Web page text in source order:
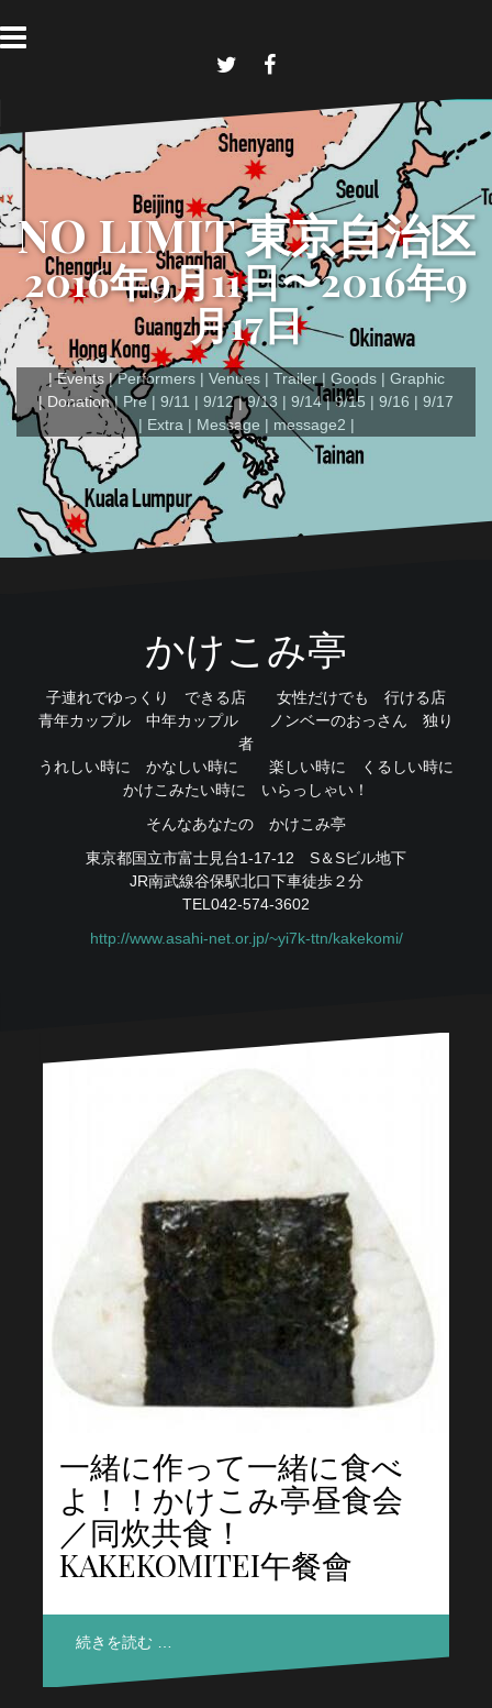
ン
ス
ッ
プ
i
t
t
e
c
b
k
NO LIMIT 東京自治区
2016年9月11日〜2016年9
月17日
Events Performers Venues Trailer Goods
Graphic
Donation
Pre 9/11 9/12 9/13 9/14 9/15 9/16
9/17
Extra
Message message2
かけこみ亭
子連れでゆっくり できる店 女性だけでも 行ける店
青年カップル 中年カップル ノンベーのおっさん 独り
者
うれしい時に かなしい時に 楽しい時に くるしい時に
かけこみたい時に いらっしゃい！
そんなあなたの かけこみ亭
東京都国立市富士見台1-17-12 S＆Sビル地下
JR南武線谷保駅北口下車徒歩２分
TEL042-574-3602
http://www.asahi-net.or.jp/~yi7k-ttn/kakekomi/
一緒に作って一緒に食べ
よ！！かけこみ亭昼食会
／同炊共食！
KAKEKOMITEI午餐會
続きを読む …